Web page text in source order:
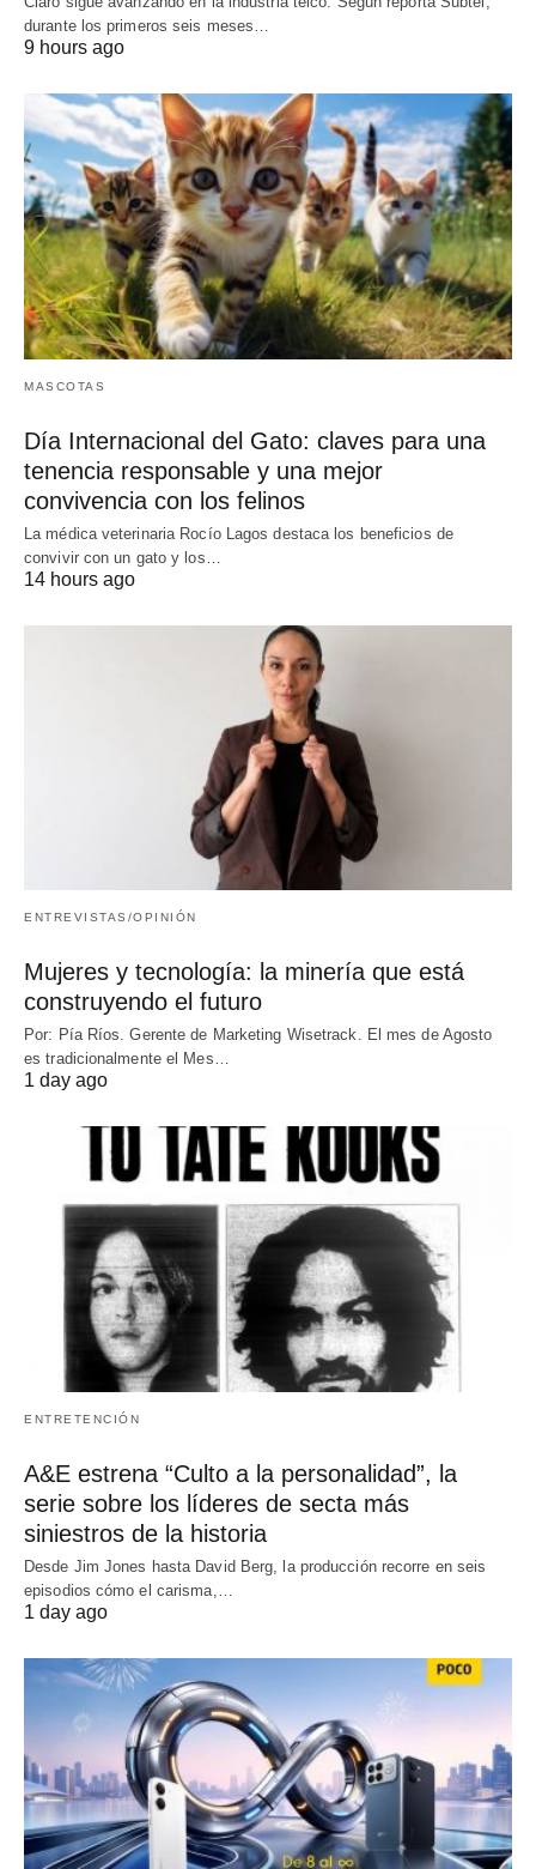
durante los primeros seis meses…
9 hours ago
MASCOTAS
Día Internacional del Gato: claves para una
tenencia responsable y una mejor
convivencia con los felinos
La médica veterinaria Rocío Lagos destaca los beneficios de
convivir con un gato y los…
14 hours ago
ENTREVISTAS/OPINIÓN
Mujeres y tecnología: la minería que está
construyendo el futuro
Por: Pía Ríos. Gerente de Marketing Wisetrack. El mes de Agosto
es tradicionalmente el Mes…
1 day ago
ENTRETENCIÓN
A&E estrena “Culto a la personalidad”, la
serie sobre los líderes de secta más
siniestros de la historia
Desde Jim Jones hasta David Berg, la producción recorre en seis
episodios cómo el carisma,…
1 day ago